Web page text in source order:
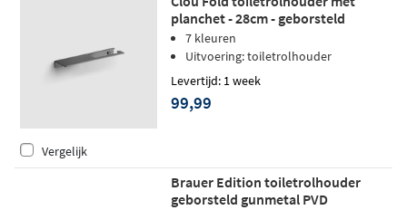
planchet - 28cm - geborsteld
gunmetal pvd
7 kleuren
Uitvoering: toiletrolhouder
Levertijd: 1 week
99,99
Vergelijk
Brauer Edition toiletrolhouder
geborsteld gunmetal PVD